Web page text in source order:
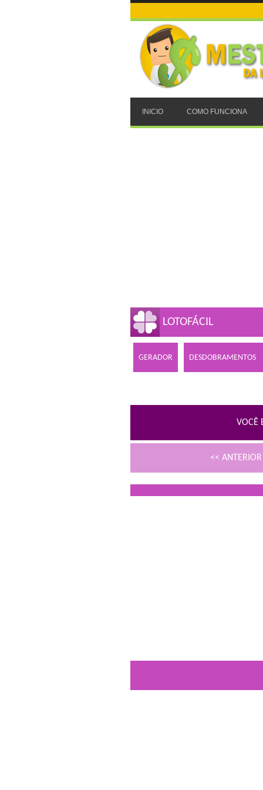
INICIO COMO FUNCIONA
LOTOFÁCIL
GERADOR DESDOBRAMENTOS
VOCÊ
<<